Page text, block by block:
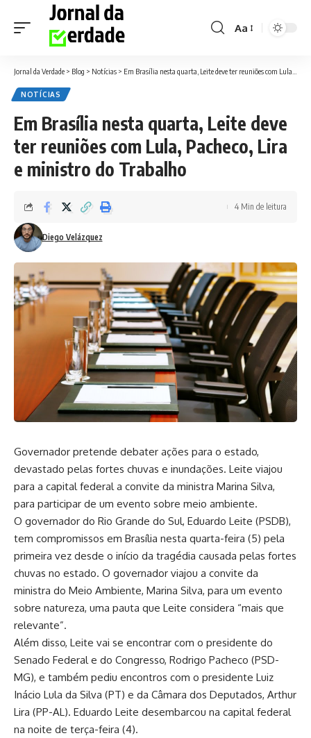
Font
Aa
Jornal da Verdade > Blog > Notícias > Em Brasília nesta quarta, Leite deve ter reuniões com Lula, Pacheco, Lira e ministro do Trabalho
NOTÍCIAS
Em Brasília nesta quarta, Leite deve
ter reuniões com Lula, Pacheco, Lira
e ministro do Trabalho
Diego Velázquez
4 Min de leitura
Governador pretende debater ações para o estado,
devastado pelas fortes chuvas e inundações. Leite viajou
para a capital federal a convite da ministra Marina Silva,
para participar de um evento sobre meio ambiente.
O governador do Rio Grande do Sul, Eduardo Leite (PSDB),
tem compromissos em Brasília nesta quarta-feira (5) pela
primeira vez desde o início da tragédia causada pelas fortes
chuvas no estado. O governador viajou a convite da
ministra do Meio Ambiente, Marina Silva, para um evento
sobre natureza, uma pauta que Leite considera “mais que
relevante”.
Além disso, Leite vai se encontrar com o presidente do
Senado Federal e do Congresso, Rodrigo Pacheco (PSD-
MG), e também pediu encontros com o presidente Luiz
Inácio Lula da Silva (PT) e da Câmara dos Deputados, Arthur
Lira (PP-AL). Eduardo Leite desembarcou na capital federal
na noite de terça-feira (4).